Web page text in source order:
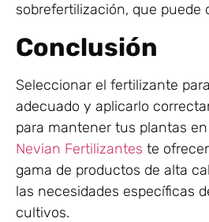
sobrefertilización, que puede
Conclusión
Seleccionar el fertilizante
adecuado y aplicarlo
para mantener tus plantas
Nevian Fertilizantes te
gama de productos de alta
las necesidades específicas
cultivos.